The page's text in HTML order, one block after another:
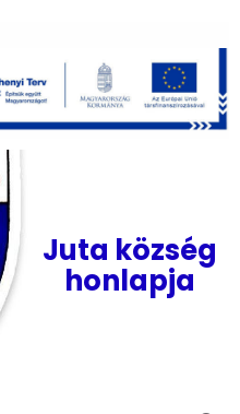
Juta község
honlapja